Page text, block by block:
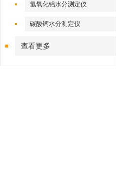
氢氧化铝水分测定仪
碳酸钙水分测定仪
查看更多